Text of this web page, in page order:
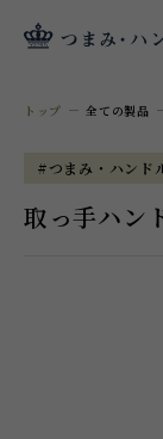
トップ 全ての製品
#つまみ・ハンド
取っ手ハン